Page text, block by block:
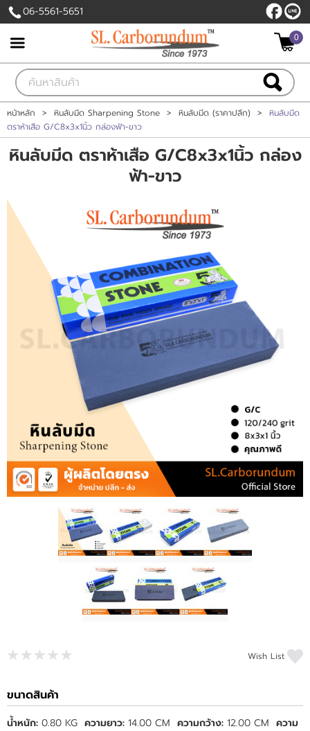
เข้าสู่ระบบ สมัครสมาชิก
สินค้าที่สนใจ ( 0 )
หน้าหลัก
โรงงานของเรา
บัญชีผู้ใช้
ติดต่อเรา
แจ้งชำระเงิน
เกี่ยวกับเรา
06-5561-5651
0
หน้าหลัก > หินลับมีด Sharpening Stone > หินลับมีด (ราคาปลีก) >
หินลับมีด
ตราห้าเสือ G/C8x3x1นิ้ว กล่องฟ้า-ขาว
หินลับมีด ตราห้าเสือ G/C8x3x1นิ้ว กล่อง
ฟ้า-ขาว
Wish List
ขนาดสินค้า
น้ำหนัก: 0.80 KG ความยาว: 14.00 CM ความกว้าง: 12.00 CM ความ